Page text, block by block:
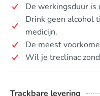
De werkingsduur is
Drink geen alcohol
medicijn.
De meest
Wil je treclinac
Trackbare levering